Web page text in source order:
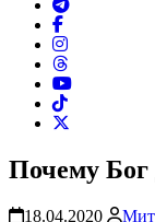
Почему Бог
18.04.2020